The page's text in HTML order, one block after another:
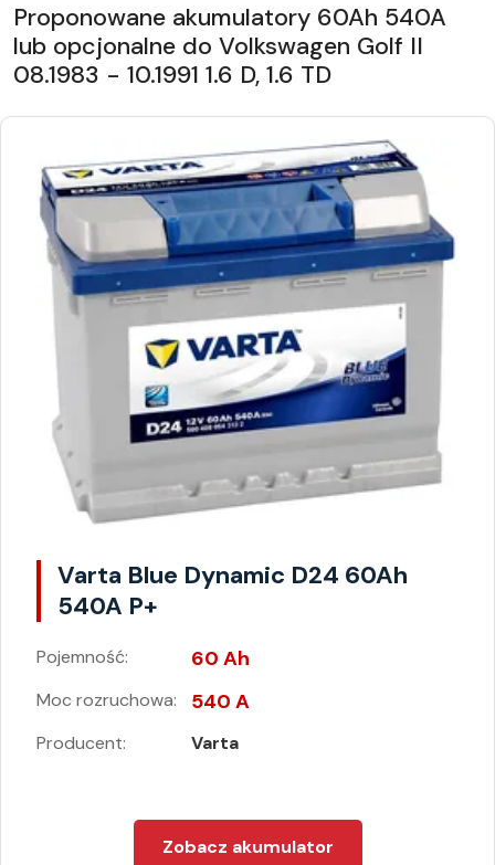
Proponowane akumulatory 60Ah 540A
lub opcjonalne do Volkswagen Golf II
08.1983 - 10.1991 1.6 D, 1.6 TD
Varta Blue Dynamic D24 60Ah
540A P+
Pojemność: 60 Ah
Moc rozruchowa: 540 A
Producent: Varta
Zobacz akumulator